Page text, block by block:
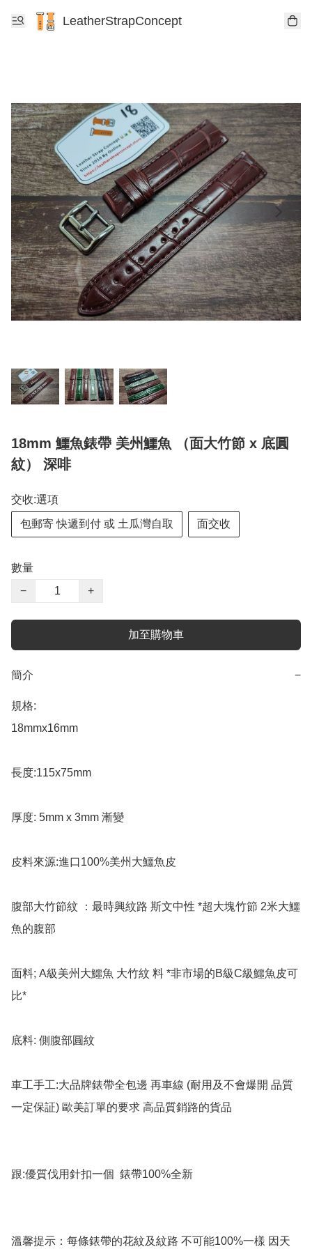
LeatherStrapConcept
18mm 鱷魚錶帶 美州鱷魚 （面大竹節 x 底圓
紋） 深啡
交收:選項
包郵寄 快遞到付 或 土瓜灣自取 面交收
數量
−
+
加至購物車
簡介 −
規格:
18mmx16mm
長度:115x75mm
厚度: 5mm x 3mm 漸變
皮料來源:進口100%美州大鱷魚皮
腹部大竹節紋 ：最時興紋路 斯文中性 *超大塊竹節 2米大鱷
魚的腹部
面料; A級美州大鱷魚 大竹紋 料 *非市場的B級C級鱷魚皮可
比*
底料: 側腹部圓紋
車工手工:大品牌錶帶全包邊 再車線 (耐用及不會爆開 品質
一定保証) 歐美訂單的要求 高品質銷路的貨品
跟:優質伐用針扣一個  錶帶100%全新
溫馨提示：每條錶帶的花紋及紋路 不可能100%一樣 因天